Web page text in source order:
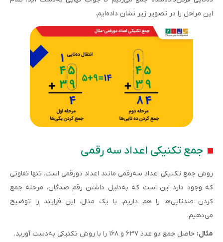
این مراحل را در تصویر زیر نشان داده‌ایم.
جمع تکنیکی اعداد سه رقمی
روش جمع تکنیکی اعداد سه‌رقمی مانند اعداد دورقمی است. تنها تفاوتی
که وجود دارد این است که به‌دلیل داشتن رقم صدگان، مرحله جمع
کردن صدتایی‌ها را هم داریم. با یک مثال، این فرایند را توضیح
می‌دهیم.
مثال: حاصل جمع دو عدد ۶۳۷ و ۱۶۸ را با روش تکنیکی به‌دست آورید.